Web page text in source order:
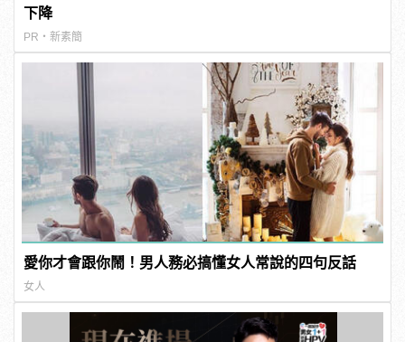
下降
PR・新素簡
愛你才會跟你鬧！男人務必搞懂女人常說的四句反話
女人